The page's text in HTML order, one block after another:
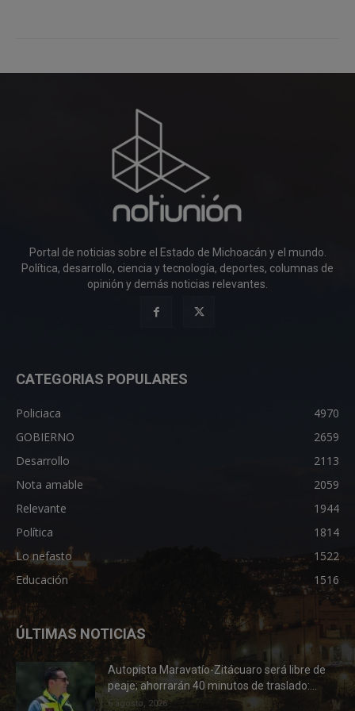
Portal de noticias sobre el Estado de Michoacán y el mundo.
Política, desarrollo, ciencia y tecnología, deportes, columnas de
opinión y demás noticias relevantes.
CATEGORIAS POPULARES
Policiaca
4970
GOBIERNO
2659
Desarrollo
2113
Nota amable
2059
Relevante
1944
Política
1814
Lo nefasto
1522
Educación
1516
ÚLTIMAS NOTICIAS
Autopista Maravatío-Zitácuaro será libre de
peaje; ahorrarán 40 minutos de traslado:...
6 agosto, 2026